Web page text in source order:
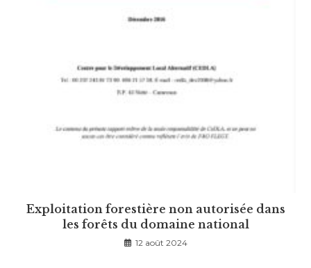
Exploitation forestière non autorisée dans
les forêts du domaine national
12 août 2024